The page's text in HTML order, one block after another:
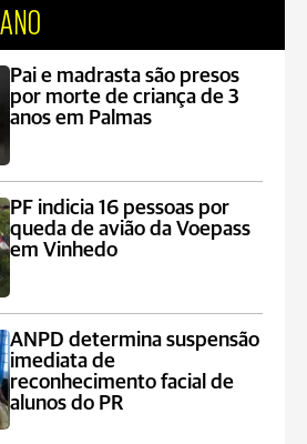
Pai e madrasta são presos
por morte de criança de 3
anos em Palmas
PF indicia 16 pessoas por
queda de avião da Voepass
em Vinhedo
ANPD determina suspensão
imediata de
reconhecimento facial de
alunos do PR